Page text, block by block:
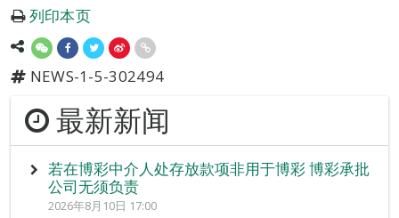
列印本页
NEWS-1-5-302494
最新新闻
若在博彩中介人处存放款项非用于博彩 博彩承批
公司无须负责
2026年8月10日 17:00